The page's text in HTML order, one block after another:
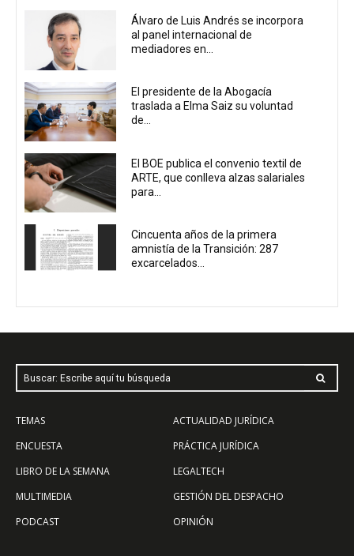
Álvaro de Luis Andrés se incorpora
al panel internacional de
mediadores en...
El presidente de la Abogacía
traslada a Elma Saiz su voluntad
de...
El BOE publica el convenio textil de
ARTE, que conlleva alzas salariales
para...
Cincuenta años de la primera
amnistía de la Transición: 287
excarcelados...
Buscar: Escribe aquí tu búsqueda
TEMAS
ENCUESTA
LIBRO DE LA SEMANA
MULTIMEDIA
PODCAST
ACTUALIDAD JURÍDICA
PRÁCTICA JURÍDICA
LEGALTECH
GESTIÓN DEL DESPACHO
OPINIÓN